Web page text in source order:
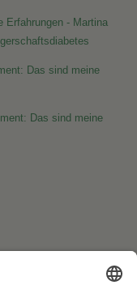
Erfahrungen - Martina
Das sind meine
Das sind meine